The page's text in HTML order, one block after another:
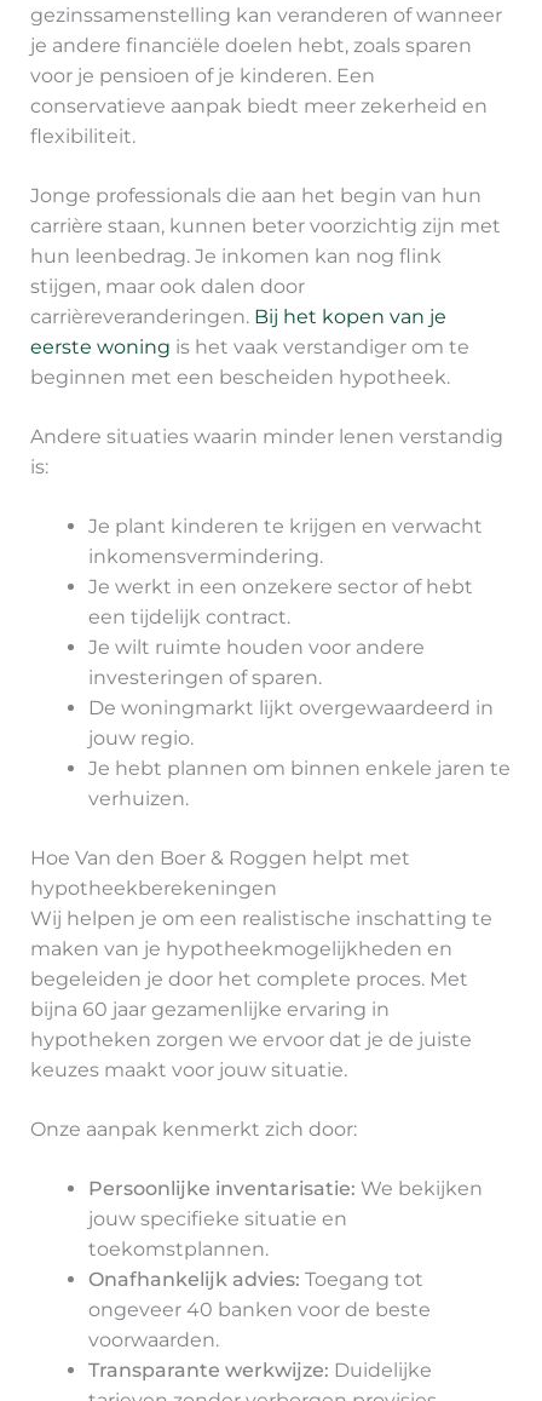
gezinssamenstelling kan veranderen of wanneer
je andere financiële doelen hebt, zoals sparen
voor je pensioen of je kinderen. Een
conservatieve aanpak biedt meer zekerheid en
flexibiliteit.
Jonge professionals die aan het begin van hun
carrière staan, kunnen beter voorzichtig zijn met
hun leenbedrag. Je inkomen kan nog flink
stijgen, maar ook dalen door
carrièreveranderingen. Bij het kopen van je
eerste woning is het vaak verstandiger om te
beginnen met een bescheiden hypotheek.
Andere situaties waarin minder lenen verstandig
is:
Je plant kinderen te krijgen en verwacht
inkomensvermindering.
Je werkt in een onzekere sector of hebt
een tijdelijk contract.
Je wilt ruimte houden voor andere
investeringen of sparen.
De woningmarkt lijkt overgewaardeerd in
jouw regio.
Je hebt plannen om binnen enkele jaren te
verhuizen.
Hoe Van den Boer & Roggen helpt met
hypotheekberekeningen
Wij helpen je om een realistische inschatting te
maken van je hypotheekmogelijkheden en
begeleiden je door het complete proces. Met
bijna 60 jaar gezamenlijke ervaring in
hypotheken zorgen we ervoor dat je de juiste
keuzes maakt voor jouw situatie.
Onze aanpak kenmerkt zich door:
Persoonlijke inventarisatie: We bekijken
jouw specifieke situatie en
toekomstplannen.
Onafhankelijk advies: Toegang tot
ongeveer 40 banken voor de beste
voorwaarden.
Transparante werkwijze: Duidelijke